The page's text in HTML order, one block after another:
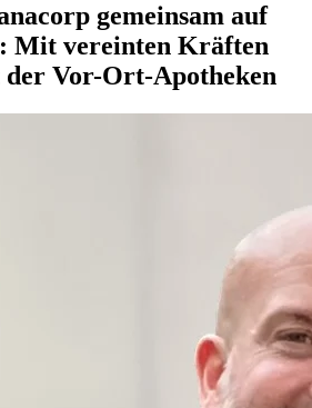
gemeinsam auf
Mit vereinten Kräften
Vor-Ort-Apotheken